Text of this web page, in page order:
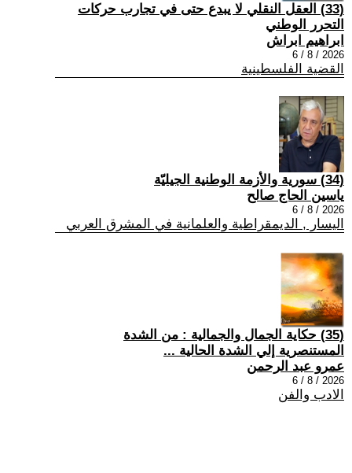
(33) العقل النقلي لا يبدع حتى في تجارب حركات
التحرر الوطني
ابراهيم ابراش
2026 / 8 / 6
القضية الفلسطينية
(34) سورية والأزمة الوطنية الجيليّة
ياسين الحاج صالح
2026 / 8 / 6
اليسار , الديمقراطية والعلمانية في المشرق العربي
(35) حكاية الجمال والجمالية : من الشدة
المستنصرية إلي الشدة الحالية ...
عمرو عبد الرحمن
2026 / 8 / 6
الادب والفن